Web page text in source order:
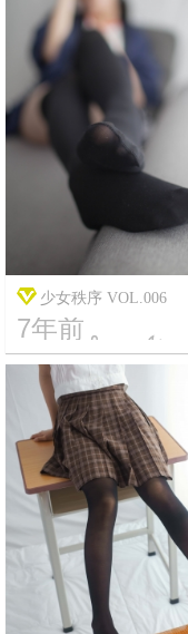
少女秩序 VOL.006
7年前
7 